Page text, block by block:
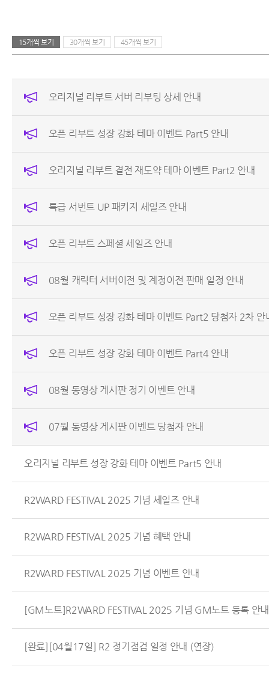
15개씩 보기 30개씩 보기 45개씩 보기
오리지널 리부트 서버 리부팅 상세 안내
오픈 리부트 성장 강화 테마 이벤트 Part5 안내
오리지널 리부트 결전 재도약 테마 이벤트 Part2 안내
특급 서번트 UP 패키지 세일즈 안내
오픈 리부트 스페셜 세일즈 안내
08월 캐릭터 서버이전 및 계정이전 판매 일정 안내
오픈 리부트 성장 강화 테마 이벤트 Part2 당첨자 2차 안
오픈 리부트 성장 강화 테마 이벤트 Part4 안내
08월 동영상 게시판 정기 이벤트 안내
07월 동영상 게시판 이벤트 당첨자 안내
오리지널 리부트 성장 강화 테마 이벤트 Part5 안내
R2WARD FESTIVAL 2025 기념 세일즈 안내
R2WARD FESTIVAL 2025 기념 혜택 안내
R2WARD FESTIVAL 2025 기념 이벤트 안내
[GM노트]R2WARD FESTIVAL 2025 기념 GM노트 등록 안내
[완료][04월17일] R2 정기점검 일정 안내 (연장)